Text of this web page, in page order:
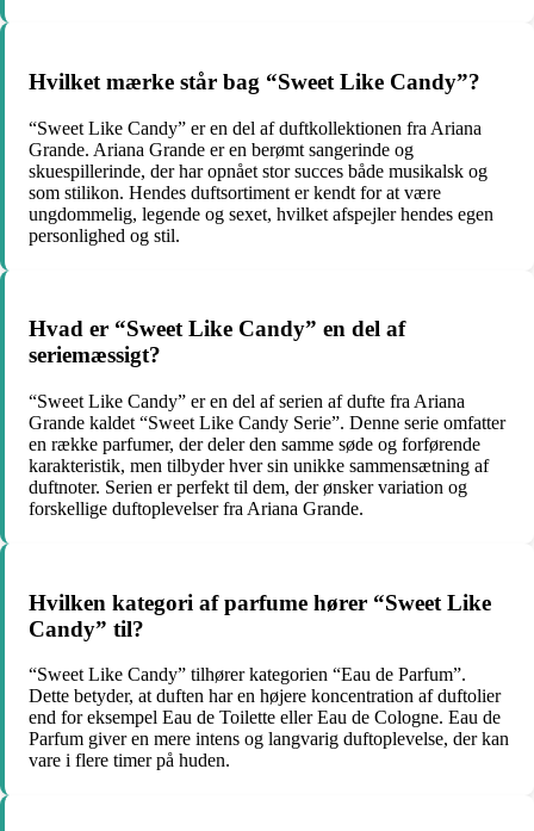
Hvilket mærke står bag “Sweet Like Candy”?
“Sweet Like Candy” er en del af duftkollektionen fra Ariana
Grande. Ariana Grande er en berømt sangerinde og
skuespillerinde, der har opnået stor succes både musikalsk og
som stilikon. Hendes duftsortiment er kendt for at være
ungdommelig, legende og sexet, hvilket afspejler hendes egen
personlighed og stil.
Hvad er “Sweet Like Candy” en del af
seriemæssigt?
“Sweet Like Candy” er en del af serien af dufte fra Ariana
Grande kaldet “Sweet Like Candy Serie”. Denne serie omfatter
en række parfumer, der deler den samme søde og forførende
karakteristik, men tilbyder hver sin unikke sammensætning af
duftnoter. Serien er perfekt til dem, der ønsker variation og
forskellige duftoplevelser fra Ariana Grande.
Hvilken kategori af parfume hører “Sweet Like
Candy” til?
“Sweet Like Candy” tilhører kategorien “Eau de Parfum”.
Dette betyder, at duften har en højere koncentration af duftolier
end for eksempel Eau de Toilette eller Eau de Cologne. Eau de
Parfum giver en mere intens og langvarig duftoplevelse, der kan
vare i flere timer på huden.